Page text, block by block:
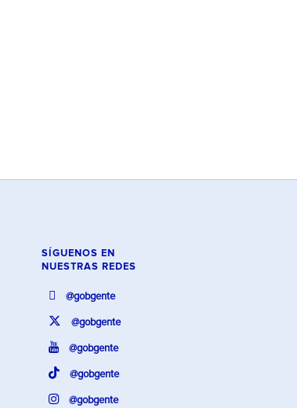
SÍGUENOS EN
NUESTRAS REDES
@gobgente
@gobgente
@gobgente
@gobgente
@gobgente